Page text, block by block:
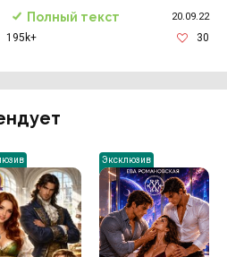
Полный текст 20.09.22
195k+ 30
Эксклюзив